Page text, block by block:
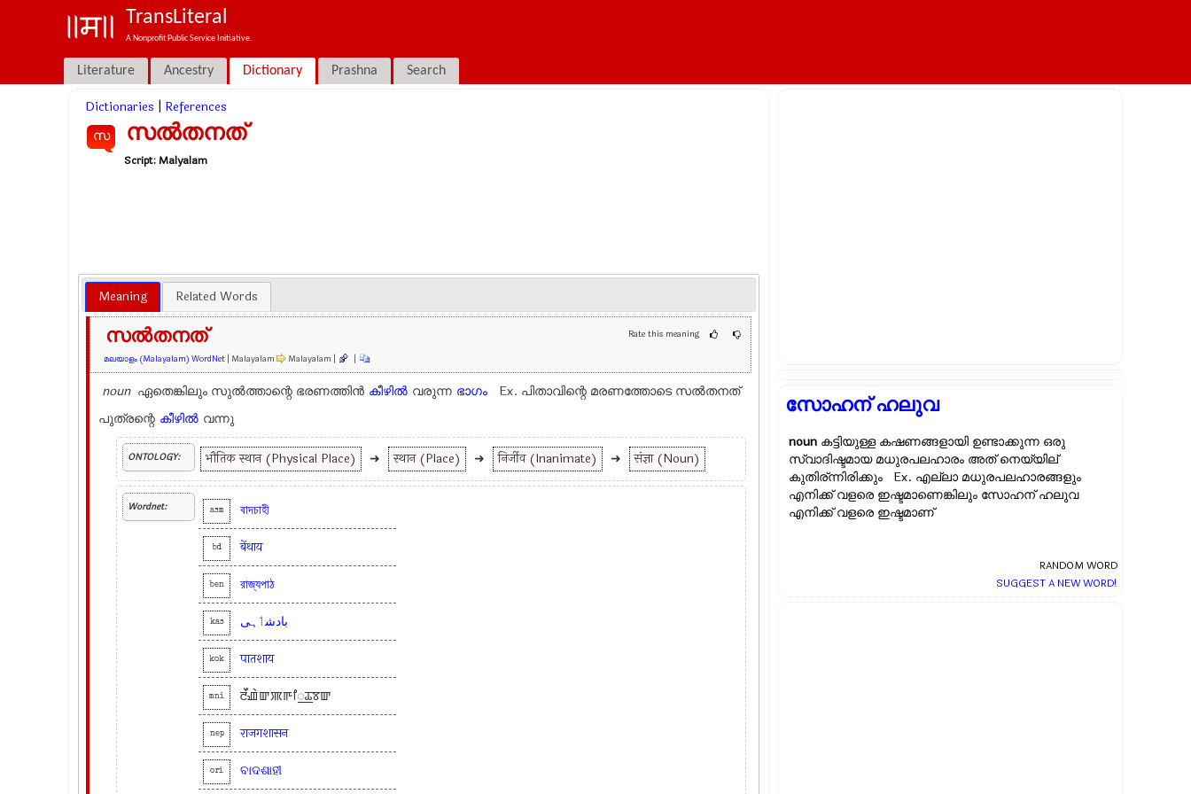
TransLiteral
A Nonprofit Public Service Initiative.
Literature Ancestry Dictionary Prashna Search
Dictionaries References
സ സല്‍തനത്
Script:Malyalam
Meaning Related Words
Rate this meaning
സല്‍തനത്
മലയാളം (Malayalam) WordNet| Malayalam Malayalam | |
noun ഏതെങ്കിലും സുല്‍ത്താന്റെ ഭരണത്തിന്‍ കീഴില്‍ വരുന്ന ഭാഗം Ex. പിതാവിന്റെ മരണത്തോടെ സല്‍തനത്
പുത്രന്റെ കീഴില്‍ വന്നു
ONTOLOGY: भौतिक स्थान (Physical Place) ➜ स्थान (Place) ➜ निर्जीव (Inanimate) ➜ संज्ञा (Noun)
Wordnet: asm বাদচাহী
bd बेंथाय
ben রাজ্যপাঠ
kas بادشٲہی
kok पातशाय
mni ꯂꯩꯉꯥꯛꯄꯒꯤ꯭ꯊꯕꯛ
nep राजगशासन
ori ବାଦଶାହୀ
സോഹന് ഹലുവ
noun കട്ടിയുള്ള കഷണങ്ങളായി ഉണ്ടാക്കുന്ന ഒരു
സ്വാദിഷ്ടമായ മധുരപലഹാരം അത് നെയ്യില്
കുതിര്ന്നിരിക്കും Ex. എല്ലാ മധുരപലഹാരങ്ങളും
എനിക്ക് വളരെ ഇഷ്ടമാണെങ്കിലും സോഹന് ഹലുവ
എനിക്ക് വളരെ ഇഷ്ടമാണ്
RANDOM WORD
SUGGEST A NEW WORD!